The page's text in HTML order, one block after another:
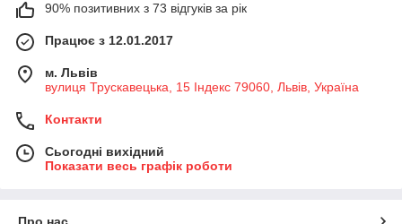
90% позитивних з 73 відгуків за рік
Працює з 12.01.2017
м. Львів
вулиця Трускавецька, 15 Індекс 79060, Львів, Україна
Контакти
Сьогодні вихідний
Показати весь графік роботи